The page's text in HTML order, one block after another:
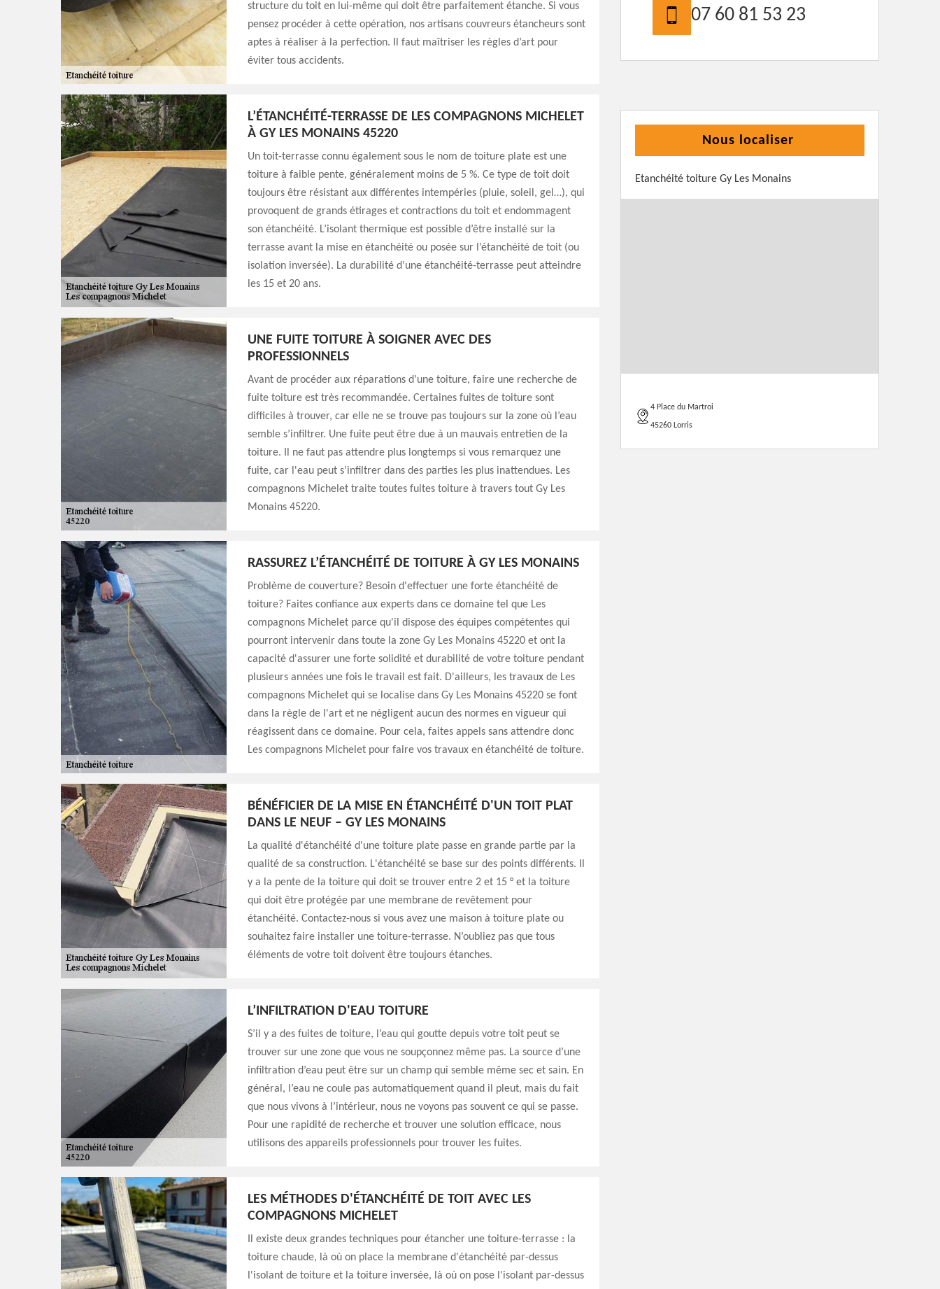
structure du toit en lui-même qui doit être parfaitement étanche. Si vous
pensez procéder à cette opération, nos artisans couvreurs étancheurs sont
aptes à réaliser à la perfection. Il faut maîtriser les règles d’art pour
éviter tous accidents.
L’ÉTANCHÉITÉ-TERRASSE DE LES COMPAGNONS MICHELET
À GY LES MONAINS 45220
Un toit-terrasse connu également sous le nom de toiture plate est une
toiture à faible pente, généralement moins de 5 %. Ce type de toit doit
toujours être résistant aux différentes intempéries (pluie, soleil, gel…), qui
provoquent de grands étirages et contractions du toit et endommagent
son étanchéité. L’isolant thermique est possible d’être installé sur la
terrasse avant la mise en étanchéité ou posée sur l’étanchéité de toit (ou
isolation inversée). La durabilité d’une étanchéité-terrasse peut atteindre
les 15 et 20 ans.
UNE FUITE TOITURE À SOIGNER AVEC DES
PROFESSIONNELS
Avant de procéder aux réparations d’une toiture, faire une recherche de
fuite toiture est très recommandée. Certaines fuites de toiture sont
difficiles à trouver, car elle ne se trouve pas toujours sur la zone où l’eau
semble s’infiltrer. Une fuite peut être due à un mauvais entretien de la
toiture. Il ne faut pas attendre plus longtemps si vous remarquez une
fuite, car l'eau peut s’infiltrer dans des parties les plus inattendues. Les
compagnons Michelet traite toutes fuites toiture à travers tout Gy Les
Monains 45220.
RASSUREZ L’ÉTANCHÉITÉ DE TOITURE À GY LES MONAINS
Problème de couverture? Besoin d'effectuer une forte étanchéité de
toiture? Faites confiance aux experts dans ce domaine tel que Les
compagnons Michelet parce qu'il dispose des équipes compétentes qui
pourront intervenir dans toute la zone Gy Les Monains 45220 et ont la
capacité d'assurer une forte solidité et durabilité de votre toiture pendant
plusieurs années une fois le travail est fait. D'ailleurs, les travaux de Les
compagnons Michelet qui se localise dans Gy Les Monains 45220 se font
dans la règle de l'art et ne négligent aucun des normes en vigueur qui
réagissent dans ce domaine. Pour cela, faites appels sans attendre donc
Les compagnons Michelet pour faire vos travaux en étanchéité de toiture.
BÉNÉFICIER DE LA MISE EN ÉTANCHÉITÉ D'UN TOIT PLAT
DANS LE NEUF – GY LES MONAINS
La qualité d'étanchéité d'une toiture plate passe en grande partie par la
qualité de sa construction. L'étanchéité se base sur des points différents. Il
y a la pente de la toiture qui doit se trouver entre 2 et 15 ° et la toiture
qui doit être protégée par une membrane de revêtement pour
étanchéité. Contactez-nous si vous avez une maison à toiture plate ou
souhaitez faire installer une toiture-terrasse. N’oubliez pas que tous
éléments de votre toit doivent être toujours étanches.
L’INFILTRATION D'EAU TOITURE
S’il y a des fuites de toiture, l’eau qui goutte depuis votre toit peut se
trouver sur une zone que vous ne soupçonnez même pas. La source d’une
infiltration d’eau peut être sur un champ qui semble même sec et sain. En
général, l’eau ne coule pas automatiquement quand il pleut, mais du fait
que nous vivons à l’intérieur, nous ne voyons pas souvent ce qui se passe.
Pour une rapidité de recherche et trouver une solution efficace, nous
utilisons des appareils professionnels pour trouver les fuites.
LES MÉTHODES D'ÉTANCHÉITÉ DE TOIT AVEC LES
COMPAGNONS MICHELET
Il existe deux grandes techniques pour étancher une toiture-terrasse : la
toiture chaude, là où on place la membrane d'étanchéité par-dessus
l'isolant de toiture et la toiture inversée, là où on pose l'isolant par-dessus
07 60 81 53 23
Nous localiser
Etanchéité toiture Gy Les Monains
4 Place du Martroi
45260 Lorris